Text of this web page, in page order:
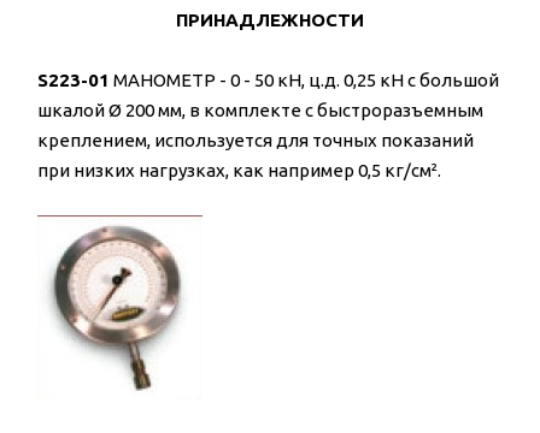
ПРИНАДЛЕЖНОСТИ
S223-01 МАНОМЕТР - 0 - 50 кН, ц.д. 0,25 кН с большой
шкалой Ø 200 мм, в комплекте с быстроразъемным
креплением, используется для точных показаний
при низких нагрузках, как например 0,5 кг/см².